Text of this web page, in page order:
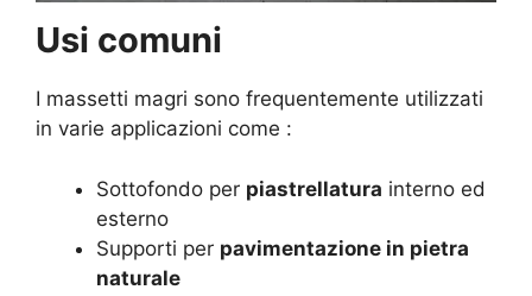
Usi comuni
I massetti magri sono frequentemente utilizzati
in varie applicazioni come :
Sottofondo per piastrellatura interno ed
esterno
Supporti per pavimentazione in pietra
naturale